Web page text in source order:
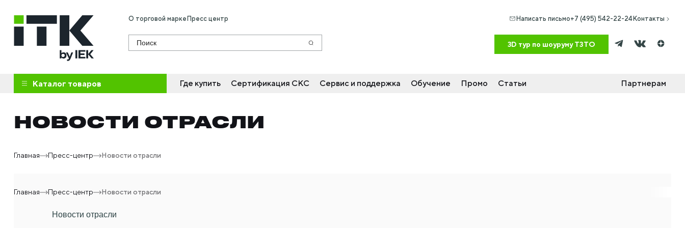
О торговой марке Пресс центр Написать письмо+7 (495) 542-22-24 Контакты
Поиск
Каталог товаров Где купить Сертификация СКС Сервис и поддержка Обучение Промо Статьи Партнерам
НОВОСТИ ОТРАСЛИ
Главная Пресс-центр Новости отрасли
Главная Пресс-центр Новости отрасли
Новости отрасли